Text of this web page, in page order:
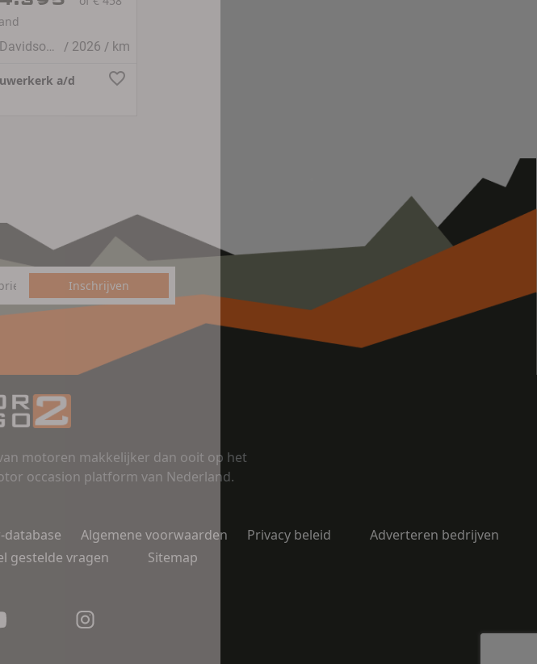
Harley-Davidson FAT BOY
/ 2026 / km
a/d
Inschrijven
motoren makkelijker dan ooit op het
occasion platform van Nederland.
Algemene voorwaarden Privacy beleid
Adverteren bedrijven
gestelde vragen Sitemap